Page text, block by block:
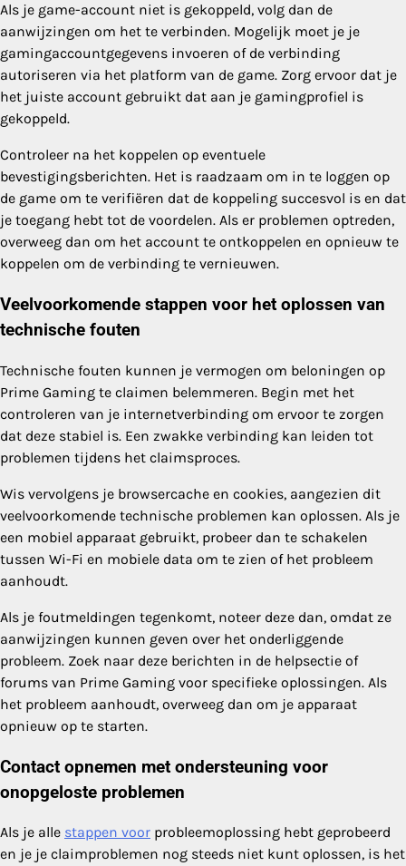
Als je game-account niet is gekoppeld, volg dan de
aanwijzingen om het te verbinden. Mogelijk moet je je
gamingaccountgegevens invoeren of de verbinding
autoriseren via het platform van de game. Zorg ervoor dat je
het juiste account gebruikt dat aan je gamingprofiel is
gekoppeld.
Controleer na het koppelen op eventuele
bevestigingsberichten. Het is raadzaam om in te loggen op
de game om te verifiëren dat de koppeling succesvol is en dat
je toegang hebt tot de voordelen. Als er problemen optreden,
overweeg dan om het account te ontkoppelen en opnieuw te
koppelen om de verbinding te vernieuwen.
Veelvoorkomende stappen voor het oplossen van
technische fouten
Technische fouten kunnen je vermogen om beloningen op
Prime Gaming te claimen belemmeren. Begin met het
controleren van je internetverbinding om ervoor te zorgen
dat deze stabiel is. Een zwakke verbinding kan leiden tot
problemen tijdens het claimsproces.
Wis vervolgens je browsercache en cookies, aangezien dit
veelvoorkomende technische problemen kan oplossen. Als je
een mobiel apparaat gebruikt, probeer dan te schakelen
tussen Wi-Fi en mobiele data om te zien of het probleem
aanhoudt.
Als je foutmeldingen tegenkomt, noteer deze dan, omdat ze
aanwijzingen kunnen geven over het onderliggende
probleem. Zoek naar deze berichten in de helpsectie of
forums van Prime Gaming voor specifieke oplossingen. Als
het probleem aanhoudt, overweeg dan om je apparaat
opnieuw op te starten.
Contact opnemen met ondersteuning voor
onopgeloste problemen
Als je alle stappen voor probleemoplossing hebt geprobeerd
en je je claimproblemen nog steeds niet kunt oplossen, is het